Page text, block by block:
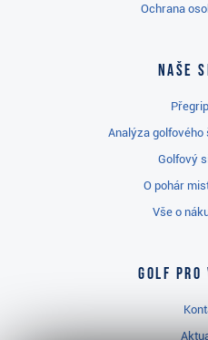
Ochrana
Naše
Analýza golfového
Golfový
O pohár
Vše o
Golf pro